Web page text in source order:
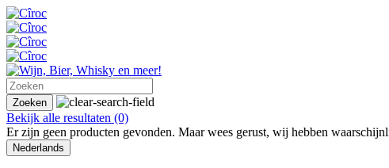
Zoeken
Bekijk alle resultaten (0)
Er zijn geen producten gevonden. Maar wees gerust, wij hebben
Nederlands